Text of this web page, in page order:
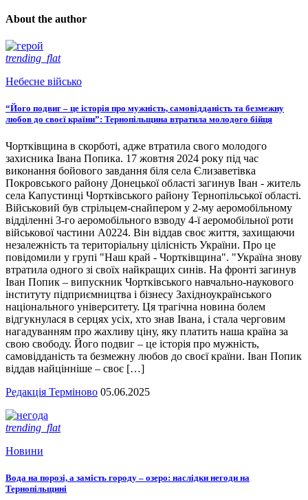
About the author
trending_flat
Небесне військо
“Його подвиг – це історія про мужність, самовідданість та безмежну
любов до своєї країни”: Тернопільщина втратила молодого бійця
Чортківщина в скорботі, адже втратила свого молодого
захисника Івана Попика. 17 жовтня 2024 року під час
виконання бойового завдання біля села Єлизаветівка
Покровського району Донецької області загинув Іван - житель
села Капустинці Чортківського району Тернопільської області.
Військовий був стрільцем-снайпером у 2-му аеромобільному
відділенні 3-го аеромобільного взводу 4-ї аеромобільної роти
військової частини А0224. Він віддав своє життя, захищаючи
незалежність та територіальну цілісність України. Про це
повідомили у групі "Наш край - Чортківщина". "Україна знову
втратила одного зі своїх найкращих синів. На фронті загинув
Іван Попик – випускник Чортківського навчально-наукового
інституту підприємництва і бізнесу Західноукраїнського
національного університету. Ця трагічна новина болем
відгукнулася в серцях усіх, хто знав Івана, і стала черговим
нагадуванням про жахливу ціну, яку платить наша країна за
свою свободу. Його подвиг – це історія про мужність,
самовідданість та безмежну любов до своєї країни. Іван Попик
віддав найцінніше – своє […]
Редакція Терміново 05.06.2025
trending_flat
Новини
Вода на порозі, а замість городу – озеро: наслідки негоди на
Тернопільщині